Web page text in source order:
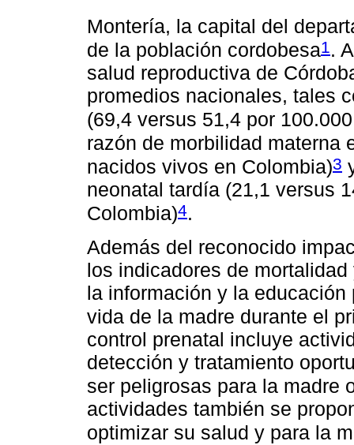
Montería, la capital del
de la población cordobesa1.
salud reproductiva de
promedios nacionales, tales
(69,4 versus 51,4 por
razón de morbilidad materna
nacidos vivos en Colombia)3
neonatal tardía (21,1 versus
Colombia)4.
Además del reconocido
los indicadores de
la información y la
vida de la madre durante el
control prenatal incluye
detección y tratamiento
ser peligrosas para la madre
actividades también se
optimizar su salud y para la